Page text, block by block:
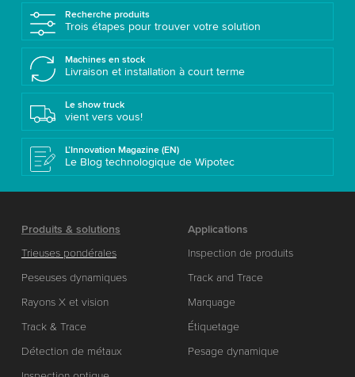
Recherche produits
Trois étapes pour trouver votre solution
Machines en stock
Livraison et installation à court terme
Le show truck
vient vers vous!
L’Innovation Magazine (EN)
Le Blog technologique de Wipotec
Produits & solutions
Trieuses pondérales
Peseuses dynamiques
Rayons X et vision
Track & Trace
Détection de métaux
Applications
Inspection de produits
Track and Trace
Marquage
Étiquetage
Pesage dynamique